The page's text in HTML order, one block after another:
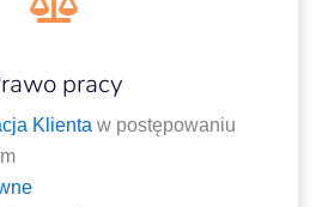
pracy
Klien­ta w postę­po­wa­niu